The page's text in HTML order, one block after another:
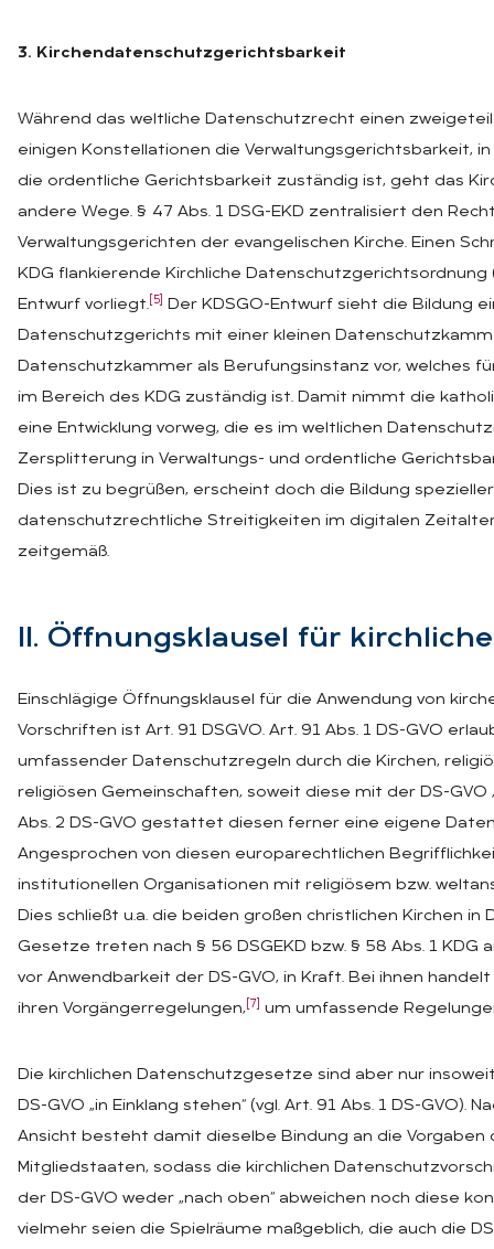
3. Kirchendatenschutzgerichtsbarkeit
Während das weltliche Datenschutzrecht einen
einigen Konstellationen die Verwaltungsgerichtsbarkeit,
die ordentliche Gerichtsbarkeit zuständig ist, geht das
andere Wege. § 47 Abs. 1 DSG-EKD zentralisiert den
Verwaltungsgerichten der evangelischen Kirche. Einen
KDG flankierende Kirchliche Datenschutzgerichtsordnung
Entwurf vorliegt. [5]
Der KDSGO-Entwurf sieht die Bildung
Datenschutzgerichts mit einer kleinen
Datenschutzkammer als Berufungsinstanz vor, welches
im Bereich des KDG zuständig ist. Damit nimmt die
eine Entwicklung vorweg, die es im weltlichen
Zersplitterung in Verwaltungs- und ordentliche
Dies ist zu begrüßen, erscheint doch die Bildung
datenschutzrechtliche Streitigkeiten im digitalen
zeitgemäß.
II. Öff­nungs­klau­sel für
Einschlägige Öffnungsklausel für die Anwendung von
Vorschriften ist Art. 91 DSGVO. Art. 91 Abs. 1 DS-GVO
umfassender Datenschutzregeln durch die Kirchen,
religiösen Gemeinschaften, soweit diese mit der DS-GVO
Abs. 2 DS-GVO gestattet diesen ferner eine eigene
Angesprochen von diesen europarechtlichen
institutionellen Organisationen mit religiösem bzw.
Dies schließt u.a. die beiden großen christlichen Kirchen in
Gesetze treten nach § 56 DSGEKD bzw. § 58 Abs. 1 KDG
vor Anwendbarkeit der DS-GVO, in Kraft. Bei ihnen
ihren Vorgängerregelungen, [7] um umfassende
Die kirchlichen Datenschutzgesetze sind aber nur
DS-GVO „in Einklang stehen“ (vgl. Art. 91 Abs. 1 DS-GVO).
Ansicht besteht damit dieselbe Bindung an die Vorgaben
Mitgliedstaaten, sodass die kirchlichen
der DS-GVO weder „nach oben“ abweichen noch diese
vielmehr seien die Spielräume maßgeblich, die auch die